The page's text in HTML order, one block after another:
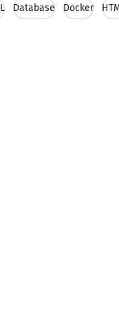
Database Docker